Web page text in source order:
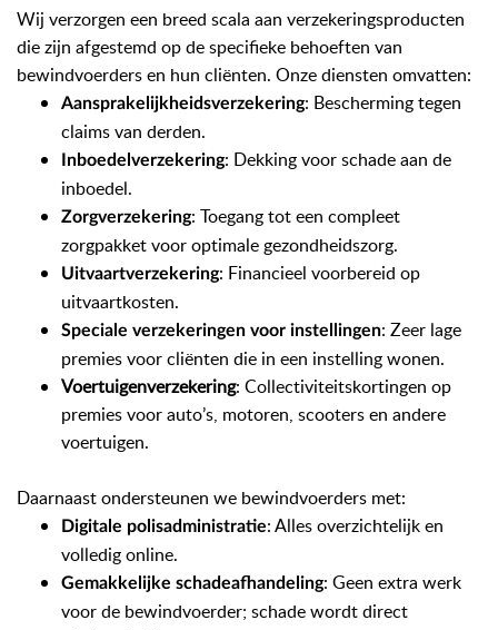
Wij verzorgen een breed scala aan verzekeringsproducten
die zijn afgestemd op de specifieke behoeften van
bewindvoerders en hun cliënten. Onze diensten omvatten:
Aansprakelijkheidsverzekering: Bescherming tegen
claims van derden.
Inboedelverzekering: Dekking voor schade aan de
inboedel.
Zorgverzekering: Toegang tot een compleet
zorgpakket voor optimale gezondheidszorg.
Uitvaartverzekering: Financieel voorbereid op
uitvaartkosten.
Speciale verzekeringen voor instellingen: Zeer lage
premies voor cliënten die in een instelling wonen.
Voertuigenverzekering: Collectiviteitskortingen op
premies voor auto’s, motoren, scooters en andere
voertuigen.
Daarnaast ondersteunen we bewindvoerders met:
Digitale polisadministratie: Alles overzichtelijk en
volledig online.
Gemakkelijke schadeafhandeling: Geen extra werk
voor de bewindvoerder; schade wordt direct